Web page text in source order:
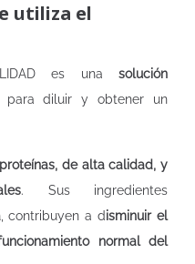
utiliza el
es una solución
diluir y obtener un
proteínas, de alta calidad, y
. Sus ingredientes
, contribuyen a disminuir el
normal del